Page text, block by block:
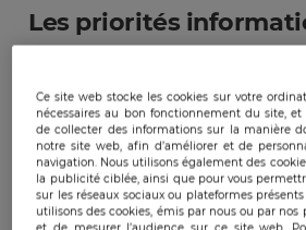
Les priorités
Ce site web stocke les cookies sur votre
nécessaires au bon fonctionnement du site,
de collecter des informations sur la manière
notre site web, afin d’améliorer et de
navigation. Nous utilisons également des
la publicité ciblée, ainsi que pour vous
sur les réseaux sociaux ou plateformes
utilisons des cookies, émis par nous ou par nos